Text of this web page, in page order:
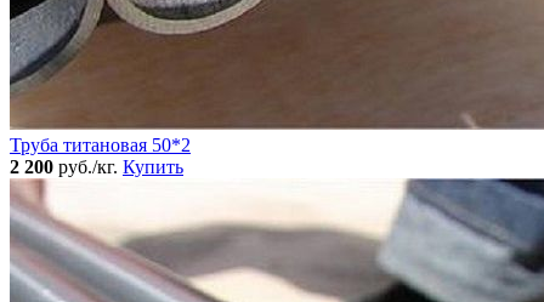
Труба титановая 50*2
2 200 руб./кг. Купить